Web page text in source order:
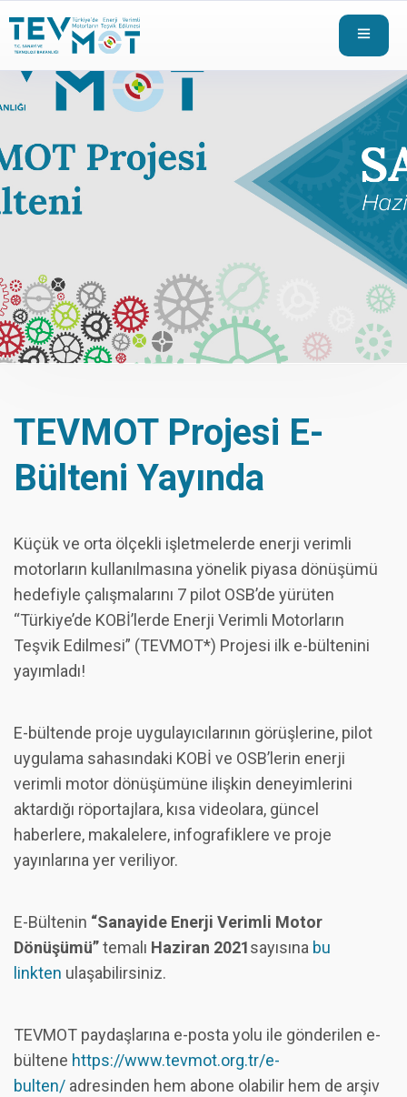
TEVMOT Projesi E-
Bülteni Yayında
Küçük ve orta ölçekli işletmelerde enerji verimli
motorların kullanılmasına yönelik piyasa dönüşümü
hedefiyle çalışmalarını 7 pilot OSB’de yürüten
“Türkiye’de KOBİ’lerde Enerji Verimli Motorların
Teşvik Edilmesi” (TEVMOT*) Projesi ilk e-bültenini
yayımladı!
E-bültende proje uygulayıcılarının görüşlerine, pilot
uygulama sahasındaki KOBİ ve OSB’lerin enerji
verimli motor dönüşümüne ilişkin deneyimlerini
aktardığı röportajlara, kısa videolara, güncel
haberlere, makalelere, infografiklere ve proje
yayınlarına yer veriliyor.
E-Bültenin “Sanayide Enerji Verimli Motor
Dönüşümü”temalı Haziran 2021sayısına bu
linkten ulaşabilirsiniz.
TEVMOT paydaşlarına e-posta yolu ile gönderilen e-
bültene https://www.tevmot.org.tr/e-
bulten/ adresinden hem abone olabilir hem de arşiv